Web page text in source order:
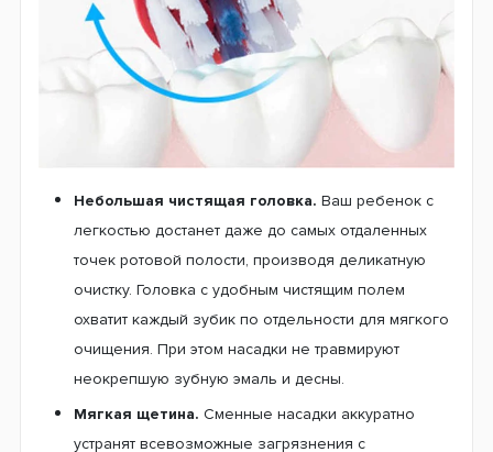
Удлиненные щетинки в центральном ряду – служат для
для тщательной очистки жевательной поверхности
зубов (стоматологи называют их фиссурами) –у деток
это проблема номер один.